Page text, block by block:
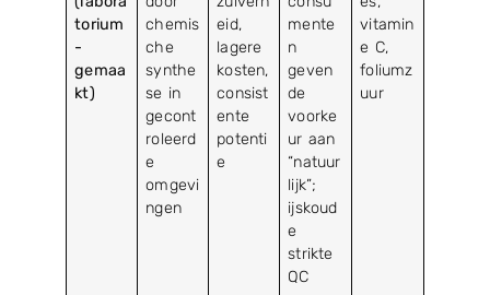
torium
-
gemaa
kt)
chemis
che
synthe
se in
gecont
roleerd
e
omgevi
ngen
eid,
lagere
kosten,
consist
ente
potenti
e
mente
n
geven
de
voorke
ur aan
“natuur
lijk”;
ijskoud
e
strikte
QC
vitamin
e C,
foliumz
uur